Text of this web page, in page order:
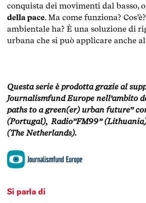
conquista dei movimenti dal basso,
della pace. Ma come funziona?
ambientale ha? È una soluzione di
urbana che si può applicare anche
Questa serie è prodotta grazie al
Journalismfund Europe nell’ambito
paths to a green(er) urban future”
(Portugal), Radio”FM99”
(The Netherlands).
Si parla di